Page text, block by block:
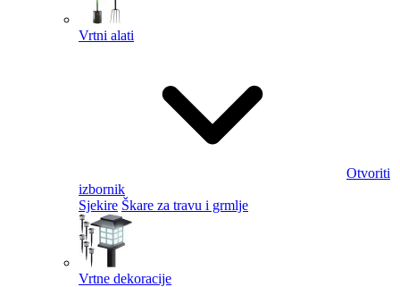
Vrtni alati
Otvoriti
izbornik
Sjekire Škare za travu i grmlje
Vrtne dekoracije